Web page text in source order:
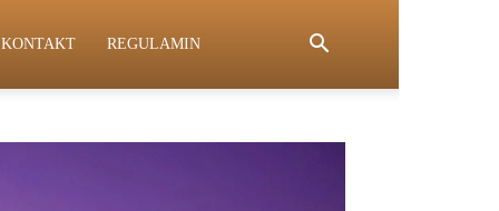
KONTAKT REGULAMIN